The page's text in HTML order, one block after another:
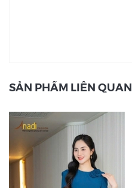
SẢN PHẨM LIÊN QUAN